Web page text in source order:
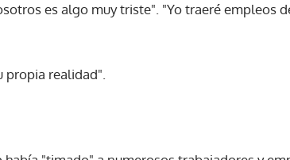
es algo muy triste". "Yo traeré empleos
realidad".